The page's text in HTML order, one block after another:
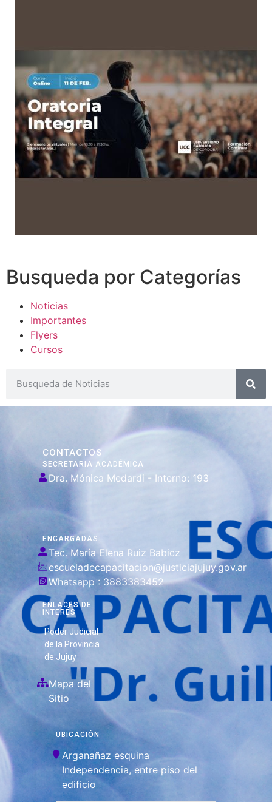
Busqueda por Categorías
Noticias
Importantes
Flyers
Cursos
CONTACTOS
SECRETARIA ACADÉMICA
Dra. Mónica Medardi - Interno: 193
ENCARGADAS
Tec. María Elena Ruiz Babicz
escueladecapacitacion@justiciajujuy.gov.ar
Whatsapp : 3883383452
ENLACES DE
INTERÉS
Poder Judicial
de la Provincia
de Jujuy
Mapa del
Sitio
UBICACIÓN
Arganañaz esquina
Independencia, entre piso del
edificio